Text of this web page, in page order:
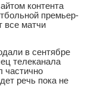
контента
премьер-
все матчи
в сентябре
телеканала
частично
речь пока не